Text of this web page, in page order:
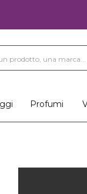
Profumi